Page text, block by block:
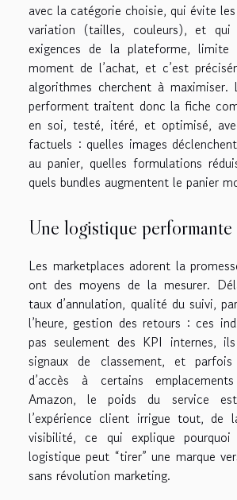
avec la catégorie choisie, qui évite
variation (tailles, couleurs), et qui
exigences de la plateforme,
moment de l’achat, et c’est
algorithmes cherchent à maximiser.
performent traitent donc la fiche
en soi, testé, itéré, et optimisé,
factuels : quelles images
au panier, quelles formulations
quels bundles augmentent le panier
Une logistique
Les marketplaces adorent la
ont des moyens de la mesurer.
taux d’annulation, qualité du suivi,
l’heure, gestion des retours : ces
pas seulement des KPI internes,
signaux de classement, et
d’accès à certains
Amazon, le poids du service
l’expérience client irrigue tout,
visibilité, ce qui explique pourquoi
logistique peut “tirer” une marque
sans révolution marketing.